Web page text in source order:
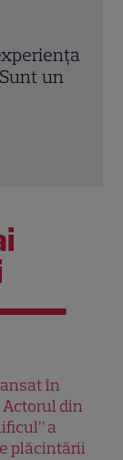
unui
Decizia
la PRO
în
Actorul din
a
plăcintării